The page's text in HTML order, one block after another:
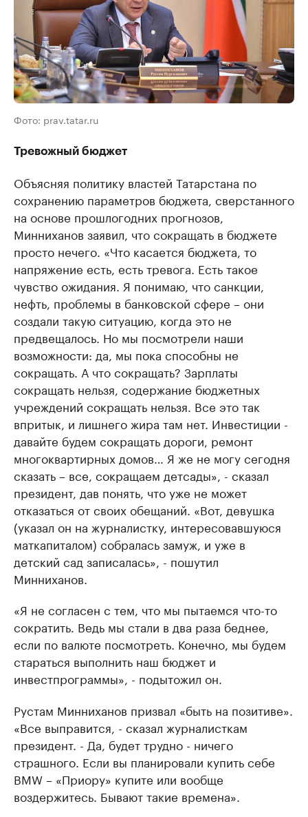
Фото: prav.tatar.ru
Тревожный бюджет
Объясняя политику властей Татарстана по
сохранению параметров бюджета, сверстанного
на основе прошлогодних прогнозов,
Минниханов заявил, что сокращать в бюджете
просто нечего. «Что касается бюджета, то
напряжение есть, есть тревога. Есть такое
чувство ожидания. Я понимаю, что санкции,
нефть, проблемы в банковской сфере – они
создали такую ситуацию, когда это не
предвещалось. Но мы посмотрели наши
возможности: да, мы пока способны не
сокращать. А что сокращать? Зарплаты
сокращать нельзя, содержание бюджетных
учреждений сокращать нельзя. Все это так
впритык, и лишнего жира там нет. Инвестиции -
давайте будем сокращать дороги, ремонт
многоквартирных домов… Я же не могу сегодня
сказать – все, сокращаем детсады», - сказал
президент, дав понять, что уже не может
отказаться от своих обещаний. «Вот, девушка
(указал он на журналистку, интересовавшуюся
маткапиталом) собралась замуж, и уже в
детский сад записалась», - пошутил
Минниханов.
«Я не согласен с тем, что мы пытаемся что-то
сократить. Ведь мы стали в два раза беднее,
если по валюте посмотреть. Конечно, мы будем
стараться выполнить наш бюджет и
инвестпрограммы», - подытожил он.
Рустам Минниханов призвал «быть на позитиве».
«Все выправится, - сказал журналисткам
президент. - Да, будет трудно - ничего
страшного. Если вы планировали купить себе
BMW – «Приору» купите или вообще
воздержитесь. Бывают такие времена».